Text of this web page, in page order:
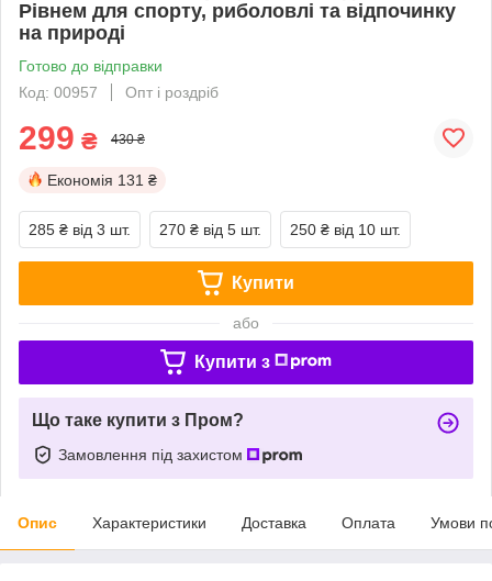
Рівнем для спорту, риболовлі та відпочинку
на природі
Готово до відправки
Код: 00957
Опт і роздріб
299 ₴ 430 ₴
Економія 131 ₴
285 ₴ від 3 шт. 270 ₴ від 5 шт. 250 ₴ від 10 шт.
Купити
або
Купити з
Що таке купити з Пром?
Замовлення під захистом
Опис Характеристики Доставка Оплата Умови